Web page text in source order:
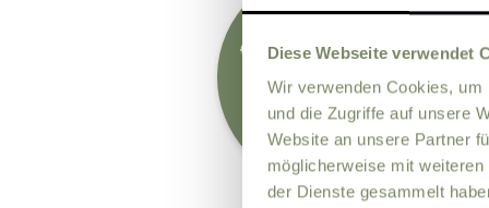
Diese Webseite verwendet
Wir verwenden Cookies,
und die Zugriffe auf unsere
Website an unsere Partner
möglicherweise mit
der Dienste gesammelt
KOSTENLOS
für Kinder bis 5 Jahre!
außerhalb der
Ferienzeit i
m
Septe
mber, Nove
mber
& Deze
mber, sowie
Juni & Juli 2025